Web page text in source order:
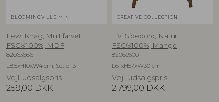
BLOOMINGVILLE MINI
Lewi Knag, Multifarvet,
FSC®100%, MDF
82063666
L8,5xH10xW4 cm, Set of 3
Vejl. udsalgspris
259,00 DKK
CREATIVE COLLECTION
Livi Sidebord, Natur,
FSC®100%, Mango
82069500
L61xH57xW30 cm
Vejl. udsalgspris
2.799,00 DKK